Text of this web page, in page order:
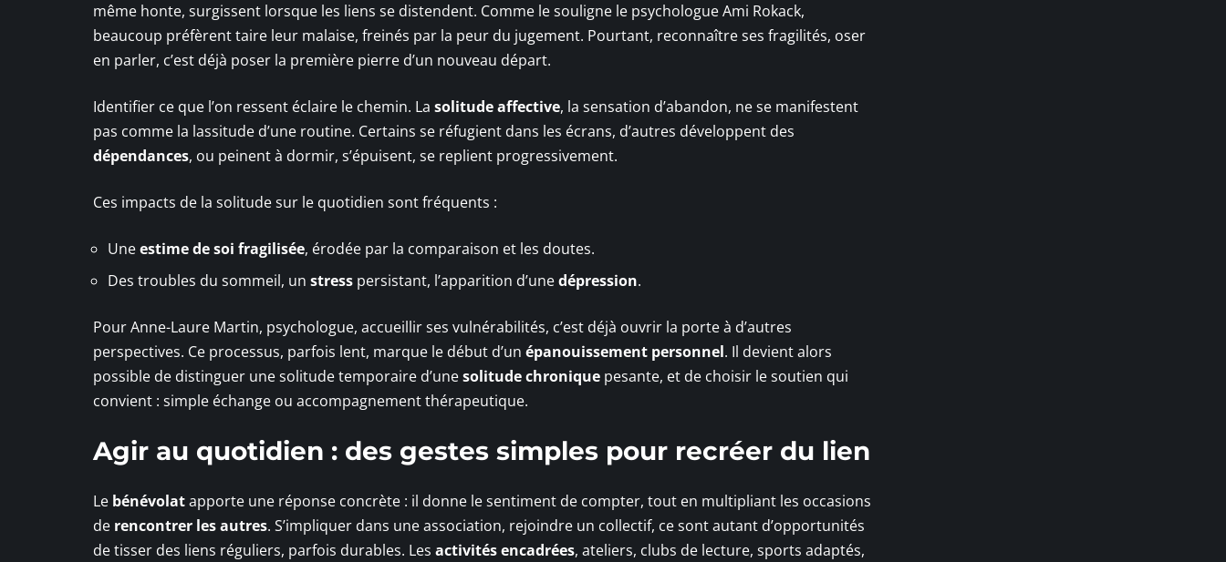
même honte, surgissent lorsque les liens se distendent. Comme le souligne le psychologue Ami Rokack,
beaucoup préfèrent taire leur malaise, freinés par la peur du jugement. Pourtant, reconnaître ses fragilités, oser
en parler, c’est déjà poser la première pierre d’un nouveau départ.
Identifier ce que l’on ressent éclaire le chemin. La solitude affective, la sensation d’abandon, ne se manifestent
pas comme la lassitude d’une routine. Certains se réfugient dans les écrans, d’autres développent des
dépendances, ou peinent à dormir, s’épuisent, se replient progressivement.
Ces impacts de la solitude sur le quotidien sont fréquents :
Uneestime de soi fragilisée, érodée par la comparaison et les doutes.
Des troubles du sommeil, un stress persistant, l’apparition d’unedépression.
Pour Anne-Laure Martin, psychologue, accueillir ses vulnérabilités, c’est déjà ouvrir la porte à d’autres
perspectives. Ce processus, parfois lent, marque le début d’un épanouissement personnel. Il devient alors
possible de distinguer une solitude temporaire d’unesolitude chronique pesante, et de choisir le soutien qui
convient : simple échange ou accompagnement thérapeutique.
Agir au quotidien : des gestes simples pour recréer du lien
Le bénévolatapporte une réponse concrète : il donne le sentiment de compter, tout en multipliant les occasions
de rencontrer les autres. S’impliquer dans une association, rejoindre un collectif, ce sont autant d’opportunités
de tisser des liens réguliers, parfois durables. Les activités encadrées, ateliers, clubs de lecture, sports adaptés,